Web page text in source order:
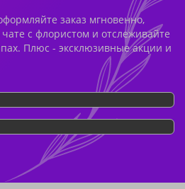
заказ мгновенно,
с флористом и отслеживайте
Плюс - эксклюзивные акции и